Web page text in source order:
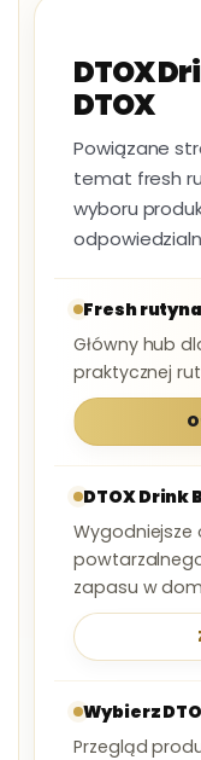
DTOX
DTOX
Powiązane
temat fresh
wyboru
Fresh rutyna
Główny hub
praktycznej
DTOX Drink
Wygodniejsze
zapasu w
Wybierz
Przegląd